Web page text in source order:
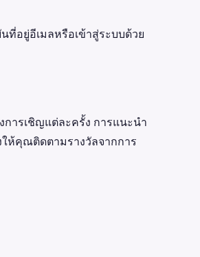
ที่อยู่อีเมลหรือเข้าสู่ระบบด้วย
ารเชิญแต่ละครั้ง การแนะนำ
ห้คุณติดตามรางวัลจากการ